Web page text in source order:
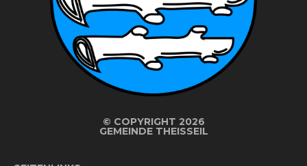
© COPYRIGHT 2026
GEMEINDE THEISSEIL